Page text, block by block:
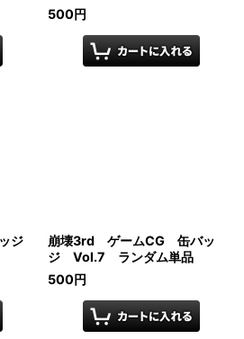
500円
ジ
崩壊3rd ゲームCG 缶バッ
ジ Vol.7 ランダム単品
500円